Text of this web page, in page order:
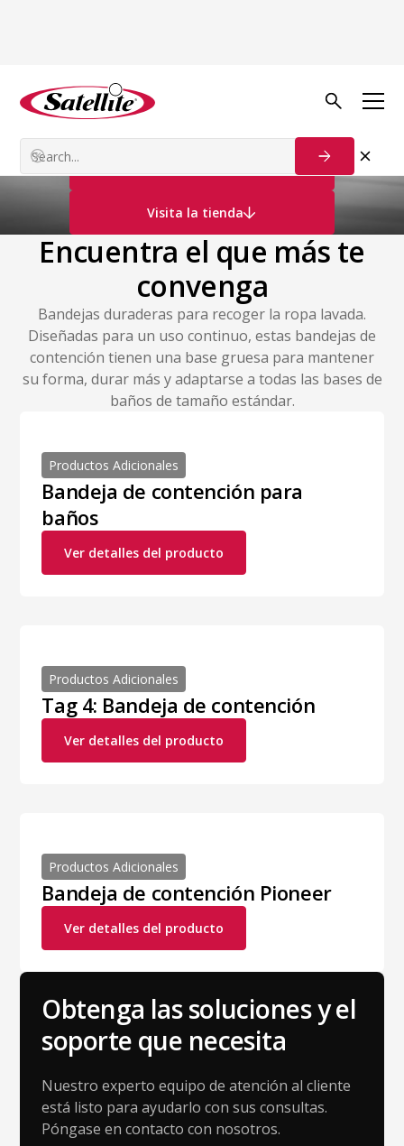
Bandejas de contención
Póngase en contacto con nosotros
Visita la tienda
Encuentra el que más te
convenga
Bandejas duraderas para recoger la ropa lavada.
Diseñadas para un uso continuo, estas bandejas de
contención tienen una base gruesa para mantener
su forma, durar más y adaptarse a todas las bases de
baños de tamaño estándar.
Productos Adicionales
Bandeja de contención para
baños
Ver detalles del producto
Productos Adicionales
Tag 4: Bandeja de contención
Ver detalles del producto
Productos Adicionales
Bandeja de contención Pioneer
Ver detalles del producto
Obtenga las soluciones y el
soporte que necesita
Nuestro experto equipo de atención al cliente
está listo para ayudarlo con sus consultas.
Póngase en contacto con nosotros.